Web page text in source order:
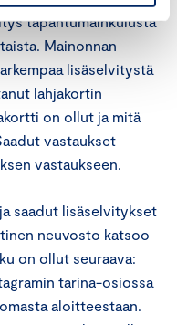
tapahtumainkulusta
Mainonnan
lisäselvitystä
lahjakortin
on ollut ja mitä
vastaukset
vastaukseen.
saadut lisäselvitykset
neuvosto katsoo
on ollut seuraava:
tarina-osiossa
aloitteestaan.